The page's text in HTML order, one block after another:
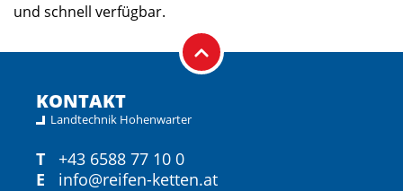
und schnell verfügbar.
KONTAKT
Landtechnik Hohenwarter
T
+43 6588 77 10 0
E
info@reifen-ketten.at